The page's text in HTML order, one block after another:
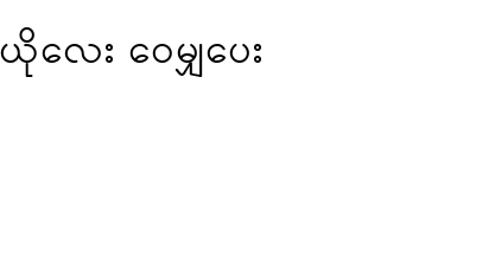
ေး ဝေမျှပေး